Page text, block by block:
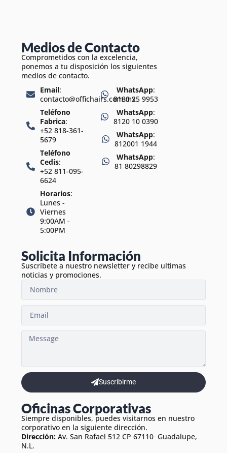
Medios de Contacto
Comprometidos con la excelencia,
ponemos a tu disposición los siguientes
medios de contacto.
Email:
contacto@offichairs.com.mx
Teléfono
Fabrica:
+52 818-361-
5679
Teléfono
Cedis:
+52 811-095-
6624
Horarios:
Lunes -
Viernes
9:00AM -
5:00PM
WhatsApp:
8180 25 9953
WhatsApp:
8120 10 0390
WhatsApp:
812001 1944
WhatsApp:
81 80298829
Solicita Información
Suscríbete a nuestro newsletter y recibe ultimas
noticias y promociones.
Suscribirme
Oficinas Corporativas
Siempre disponibles, puedes visitarnos en nuestro
corporativo en la siguiente dirección.
Dirección: Av. San Rafael 512 CP 67110 Guadalupe,
N.L.